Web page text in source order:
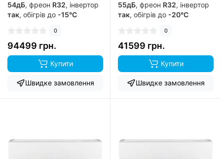
54дБ, фреон R32, інвертор
так, обігрів до -15°C
0
94499 грн.
Купити
Швидке замовлення
55дБ, фреон R32, інвертор
так, обігрів до -20°C
0
41599 грн.
Купити
Швидке замовлення